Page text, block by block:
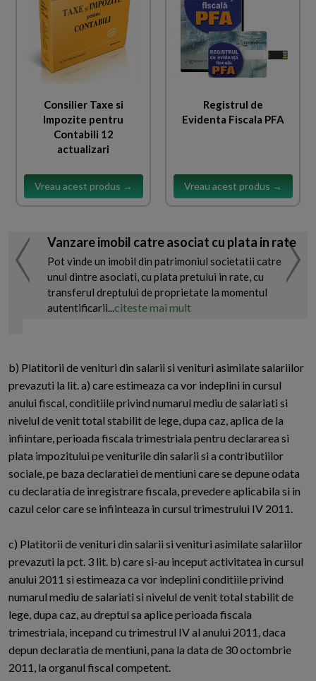
Consilier Taxe si
Impozite pentru
Contabili 12
actualizari
Vreau acest produs →
Registrul de
Evidenta Fiscala PFA
Vreau acest produs →
Vanzare imobil catre asociat cu plata in rate
Pot vinde un imobil din patrimoniul societatii catre
unul dintre asociati, cu plata pretului in rate, cu
transferul dreptului de proprietate la momentul
autentificarii...citeste mai mult
b) Platitorii de venituri din salarii si venituri asimilate salariilor
prevazuti la lit. a) care estimeaza ca vor indeplini in cursul
anului fiscal, conditiile privind numarul mediu de salariati si
nivelul de venit total stabilit de lege, dupa caz, aplica de la
infiintare, perioada fiscala trimestriala pentru declararea si
plata impozitului pe veniturile din salarii si a contributiilor
sociale, pe baza declaratiei de mentiuni care se depune odata
cu declaratia de inregistrare fiscala, prevedere aplicabila si in
cazul celor care se infiinteaza in cursul trimestrului IV 2011.
c) Platitorii de venituri din salarii si venituri asimilate salariilor
prevazuti la pct. 3 lit. b) care si-au inceput activitatea in cursul
anului 2011 si estimeaza ca vor indeplini conditiile privind
numarul mediu de salariati si nivelul de venit total stabilit de
lege, dupa caz, au dreptul sa aplice perioada fiscala
trimestriala, incepand cu trimestrul IV al anului 2011, daca
depun declaratia de mentiuni, pana la data de 30 octombrie
2011, la organul fiscal competent.